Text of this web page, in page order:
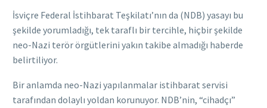
İsviçre Federal İstihbarat Teşkilatı’nın da (NDB) yasayı bu
şekilde yorumladığı, tek taraflı bir tercihle, hiçbir şekilde
neo-Nazi terör örgütlerini yakın takibe almadığı haberde
belirtiliyor.
Bir anlamda neo-Nazi yapılanmalar istihbarat servisi
tarafından dolaylı yoldan korunuyor. NDB’nin, “cihadçı”